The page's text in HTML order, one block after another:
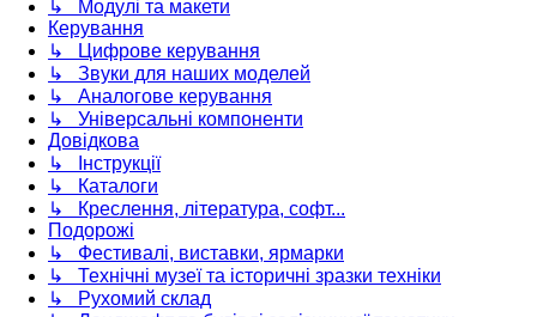
↳ Модулі та макети
Керування
↳ Цифрове керування
↳ Звуки для наших моделей
↳ Аналогове керування
↳ Універсальні компоненти
Довідкова
↳ Інструкції
↳ Каталоги
↳ Креслення, література, софт...
Подорожі
↳ Фестивалі, виставки, ярмарки
↳ Технічні музеї та історичні зразки техніки
↳ Рухомий склад